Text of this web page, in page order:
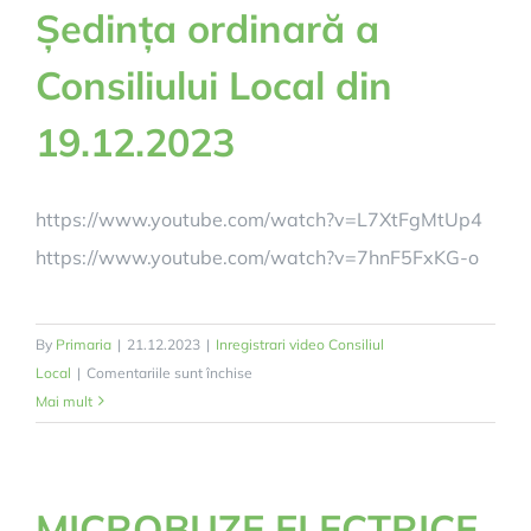
Ședința ordinară a
Consiliului Local din
19.12.2023
https://www.youtube.com/watch?v=L7XtFgMtUp4
https://www.youtube.com/watch?v=7hnF5FxKG-o
By Primaria | 21.12.2023 | Inregistrari video Consiliul
Local | Comentariile sunt închise
ordinară
Local
Mai mult